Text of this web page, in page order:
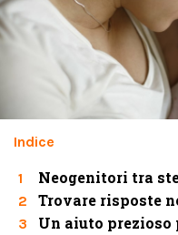
Indice
1 Neogenitori tra
2 Trovare risposte
3 Un aiuto prezioso